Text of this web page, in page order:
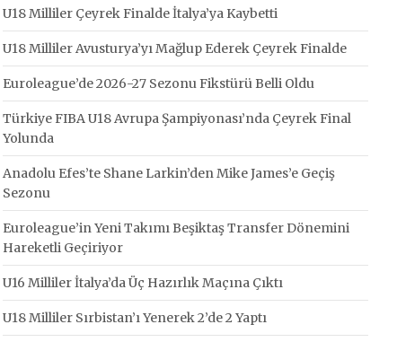
U18 Milliler Çeyrek Finalde İtalya’ya Kaybetti
U18 Milliler Avusturya’yı Mağlup Ederek Çeyrek Finalde
Euroleague’de 2026-27 Sezonu Fikstürü Belli Oldu
Türkiye FIBA U18 Avrupa Şampiyonası’nda Çeyrek Final
Yolunda
Anadolu Efes’te Shane Larkin’den Mike James’e Geçiş
Sezonu
Euroleague’in Yeni Takımı Beşiktaş Transfer Dönemini
Hareketli Geçiriyor
U16 Milliler İtalya’da Üç Hazırlık Maçına Çıktı
U18 Milliler Sırbistan’ı Yenerek 2’de 2 Yaptı